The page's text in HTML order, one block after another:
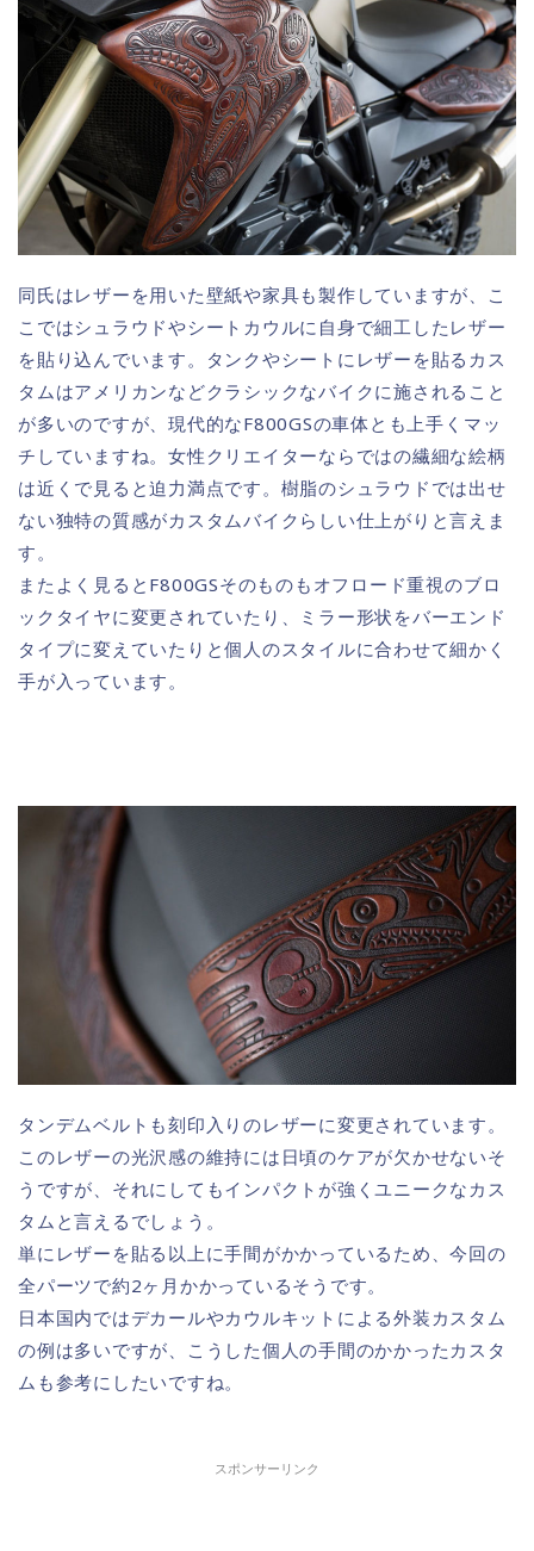
同氏はレザーを用いた壁紙や家具も製作していますが、こ
こではシュラウドやシートカウルに自身で細工したレザー
を貼り込んでいます。タンクやシートにレザーを貼るカス
タムはアメリカンなどクラシックなバイクに施されること
が多いのですが、現代的なF800GSの車体とも上手くマッ
チしていますね。女性クリエイターならではの繊細な絵柄
は近くで見ると迫力満点です。樹脂のシュラウドでは出せ
ない独特の質感がカスタムバイクらしい仕上がりと言えま
す。
またよく見るとF800GSそのものもオフロード重視のブロ
ックタイヤに変更されていたり、ミラー形状をバーエンド
タイプに変えていたりと個人のスタイルに合わせて細かく
手が入っています。
タンデムベルトも刻印入りのレザーに変更されています。
このレザーの光沢感の維持には日頃のケアが欠かせないそ
うですが、それにしてもインパクトが強くユニークなカス
タムと言えるでしょう。
単にレザーを貼る以上に手間がかかっているため、今回の
全パーツで約2ヶ月かかっているそうです。
日本国内ではデカールやカウルキットによる外装カスタム
の例は多いですが、こうした個人の手間のかかったカスタ
ムも参考にしたいですね。
スポンサーリンク